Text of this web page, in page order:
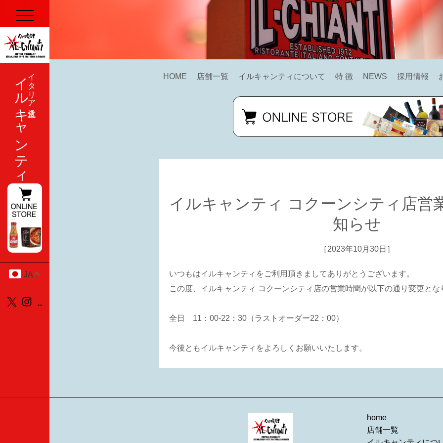
イタリア式食堂
イルキャンティ
JA
HOME 店舗一覧 イルキャンティについて 特 徴 NEWS 採用情報
イルキャンティ コクーンシティ店営
知らせ
［2023年10月30日］
いつもはイルキャンティをご利用頂きましてありがとうございます。
この度、イルキャンティ コクーンシティ店の営業時間が以下の通り変更とな
全日 11：00-22：30（ラストオーダー22：00）
今後ともイルキャンティをよろしくお願いいたします。
home
店舗一覧